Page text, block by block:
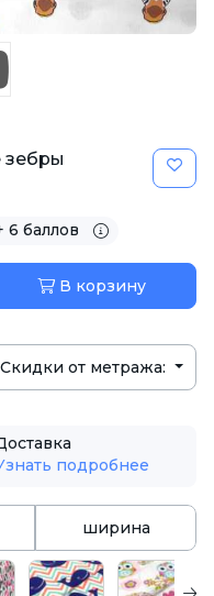
зебры
6 баллов
В корзину
Скидки от метража:
подробнее
ширина